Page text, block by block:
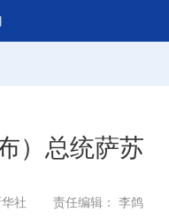
）总统萨苏
社 责任编辑： 李鸽